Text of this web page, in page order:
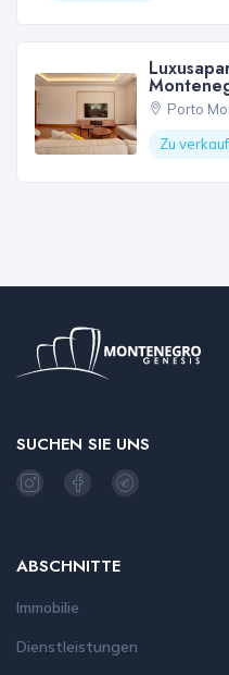
Porto
Zu
SUCHEN SIE UNS
ABSCHNITTE
Immobilie
Dienstleistungen